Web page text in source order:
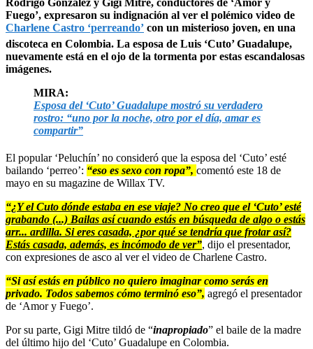
Rodrigo González y Gigi Mitre, conductores de ‘Amor y
Fuego’, expresaron su indignación al ver el polémico video de
Charlene Castro ‘perreando’ con un misterioso joven, en una
discoteca en Colombia. La esposa de Luis ‘Cuto’ Guadalupe,
nuevamente está en el ojo de la tormenta por estas escandalosas
imágenes.
MIRA:
Esposa del ‘Cuto’ Guadalupe mostró su verdadero
rostro: “uno por la noche, otro por el día, amar es
compartir”
El popular ‘Peluchín’ no consideró que la esposa del ‘Cuto’ esté
bailando ‘perreo’: “eso es sexo con ropa”, comentó este 18 de
mayo en su magazine de Willax TV.
“¿Y el Cuto dónde estaba en ese viaje? No creo que el ‘Cuto’ esté
grabando (...) Bailas así cuando estás en búsqueda de algo o estás
arr... ardilla. Si eres casada, ¿por qué se tendría que frotar así?
Estás casada, además, es incómodo de ver”, dijo el presentador,
con expresiones de asco al ver el video de Charlene Castro.
“Si así estás en público no quiero imaginar como serás en
privado. Todos sabemos cómo terminó eso”, agregó el presentador
de ‘Amor y Fuego’.
Por su parte, Gigi Mitre tildó de “inapropiado” el baile de la madre
del último hijo del ‘Cuto’ Guadalupe en Colombia.